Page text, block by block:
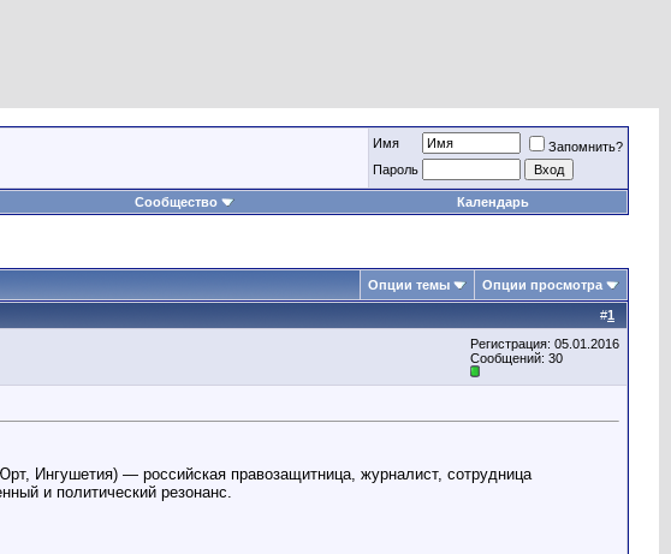
Имя
Запомнить?
Пароль
Сообщество Календарь
Опции темы Опции просмотра
#1
Регистрация: 05.01.2016
Сообщений: 30
Ингушетия) — российская правозащитница, журналист, сотрудница
и политический резонанс.